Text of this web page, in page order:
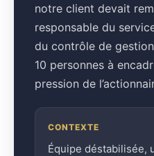
notre client devait
responsable du
du contrôle de
10 personnes à
pression de
CONTEXTE
Équipe déstabilisée,